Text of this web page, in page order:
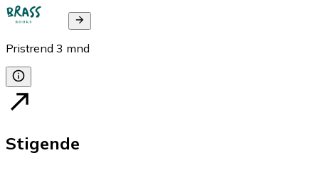
Pristrend 3 mnd
Stigende